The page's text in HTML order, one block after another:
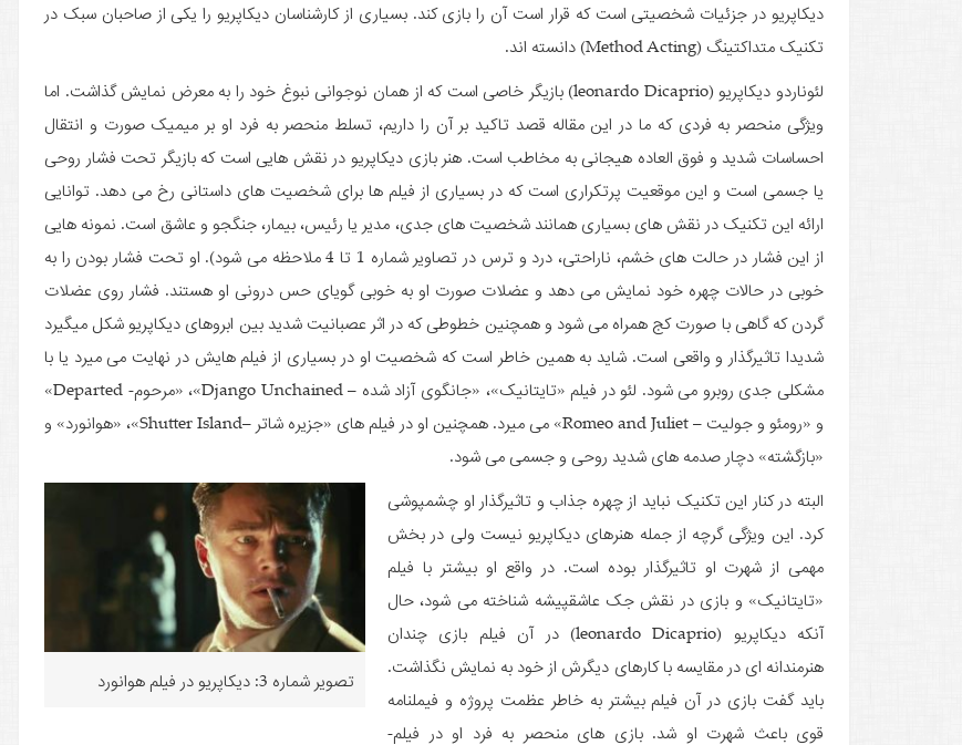
دیکاپریو در جزئیات شخصیتی است که قرار است آن را بازی کند. بسیاری از کارشناسان دیکاپریو را یکی از صاحبان سبک در
تکنیک متداکتینگ (Method Acting) دانسته اند.
لئوناردو دیکاپریو (leonardo Dicaprio) بازیگر خاصی است که از همان نوجوانی نبوغ خود را به معرض نمایش گذاشت. اما
ویژگی منحصر به فردی که ما در این مقاله قصد تاکید بر آن را داریم، تسلط منحصر به فرد او بر میمیک صورت و انتقال
احساسات شدید و فوق العاده هیجانی به مخاطب است. هنر بازی دیکاپریو در نقش هایی است که بازیگر تحت فشار روحی
یا جسمی است و این موقعیت پرتکراری است که در بسیاری از فیلم ها برای شخصیت­ های داستانی رخ می دهد. توانایی
ارائه این تکنیک در نقش­ های بسیاری همانند شخصیت­ های جدی، مدیر یا رئیس، بیمار، جنگجو و عاشق است. نمونه­ هایی
از این فشار در حالت­ های خشم، ناراحتی، درد و ترس در تصاویر شماره 1 تا 4 ملاحظه می ­شود). او تحت فشار بودن را به
خوبی در حالات چهره خود نمایش می ­دهد و عضلات صورت او به خوبی گویای حس درونی او هستند. فشار روی عضلات
گردن که گاهی با صورت کج همراه می ­شود و همچنین خطوطی که در اثر عصبانیت شدید بین ابروهای دیکاپریو شکل می­گیرد
شدیدا تاثیرگذار و واقعی است. شاید به همین خاطر است که شخصیت او در بسیاری از فیلم­ هایش در نهایت می ­میرد یا با
مشکلی جدی روبرو می ­شود. لئو در فیلم «تایتانیک»، «جانگوی آزاد شده – Django Unchained»، «مرحوم- Departed»
و «رومئو و جولیت – Romeo and Juliet» می ­میرد. همچنین او در فیلم­ های «جزیره شاتر –Shutter Island»، «هوانورد» و
«بازگشته» دچار صدمه­ های شدید روحی و جسمی می ­شود.
تصویر شماره 3: دیکاپریو در فیلم هوانورد
البته در کنار این تکنیک نباید از چهره جذاب و تاثیرگذار او چشم­پوشی
کرد. این ویژگی گرچه از جمله هنرهای دیکاپریو نیست ولی در بخش
مهمی از شهرت او تاثیرگذار بوده است. در واقع او بیشتر با فیلم
«تایتانیک» و بازی در نقش جک عاشق­پیشه شناخته می ­شود، حال
آنکه دیکاپریو (leonardo Dicaprio) در آن فیلم بازی چندان
هنرمندانه ­ای در مقایسه با کارهای دیگرش از خود به نمایش نگذاشت.
باید گفت بازی در آن فیلم بیشتر به خاطر عظمت پروژه و فیملنامه
قوی باعث شهرت او شد. بازی­ های منحصر به فرد او در فیلم­